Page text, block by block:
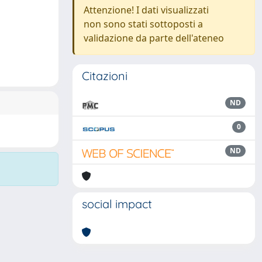
Attenzione! I dati visualizzati
non sono stati sottoposti a
validazione da parte dell'ateneo
Citazioni
ND
0
ND
social impact